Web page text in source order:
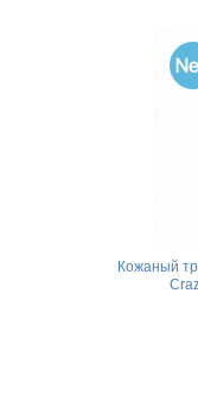
Кожаный